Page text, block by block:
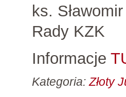
ks.
Rady KZK
Informacje
Kategoria:Złoty